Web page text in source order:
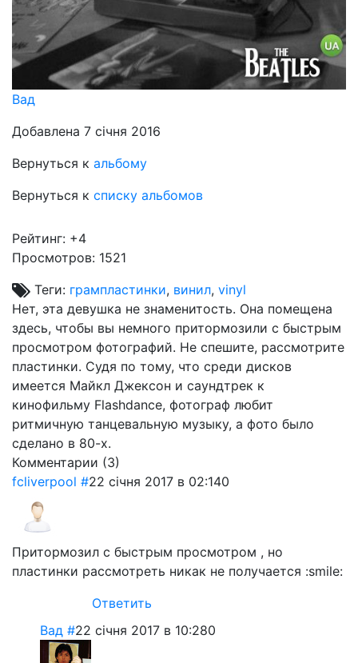
Вад
Добавлена 7 січня 2016
Вернуться к альбому
Вернуться к списку альбомов
Рейтинг: +4
Просмотров: 1521
Теги: грампластинки, винил, vinyl
Нет, эта девушка не знаменитость. Она помещена
здесь, чтобы вы немного притормозили с быстрым
просмотром фотографий. Не спешите, рассмотрите
пластинки. Судя по тому, что среди дисков
имеется Майкл Джексон и саундтрек к
кинофильму Flashdance, фотограф любит
ритмичную танцевальную музыку, а фото было
сделано в 80-х.
Комментарии (3)
fcliverpool #22 січня 2017 в 02:140
Притормозил с быстрым просмотром , но
пластинки рассмотреть никак не получается :smile:
Ответить
Вад #22 січня 2017 в 10:280